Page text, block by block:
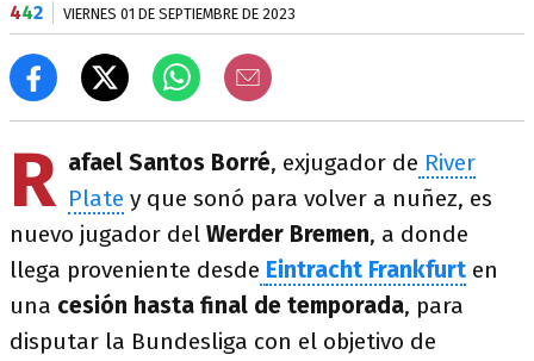
442 VIERNES 01 DE SEPTIEMBRE DE 2023
R afael Santos Borré, exjugador de River
Plate y que sonó para volver a nuñez, es
nuevo jugador del Werder Bremen, a donde
llega proveniente desde Eintracht Frankfurt en
una cesión hasta final de temporada, para
disputar la Bundesliga con el objetivo de